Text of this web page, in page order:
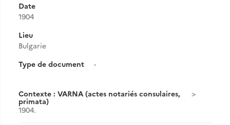
Date
1904
Lieu
Bulgarie
Type de document
-
Contexte : VARNA (actes notariés consulaires,
primata)
1904.